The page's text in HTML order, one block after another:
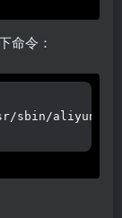
命令：
sbin/aliyun-